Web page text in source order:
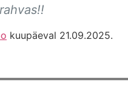
kuupäeval 21.09.2025.